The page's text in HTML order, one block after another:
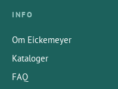
INFO
Om Eickemeyer
Kataloger
FAQ